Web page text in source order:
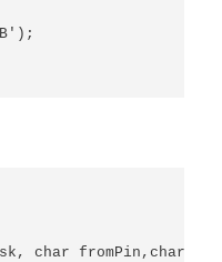
char fromPin,char